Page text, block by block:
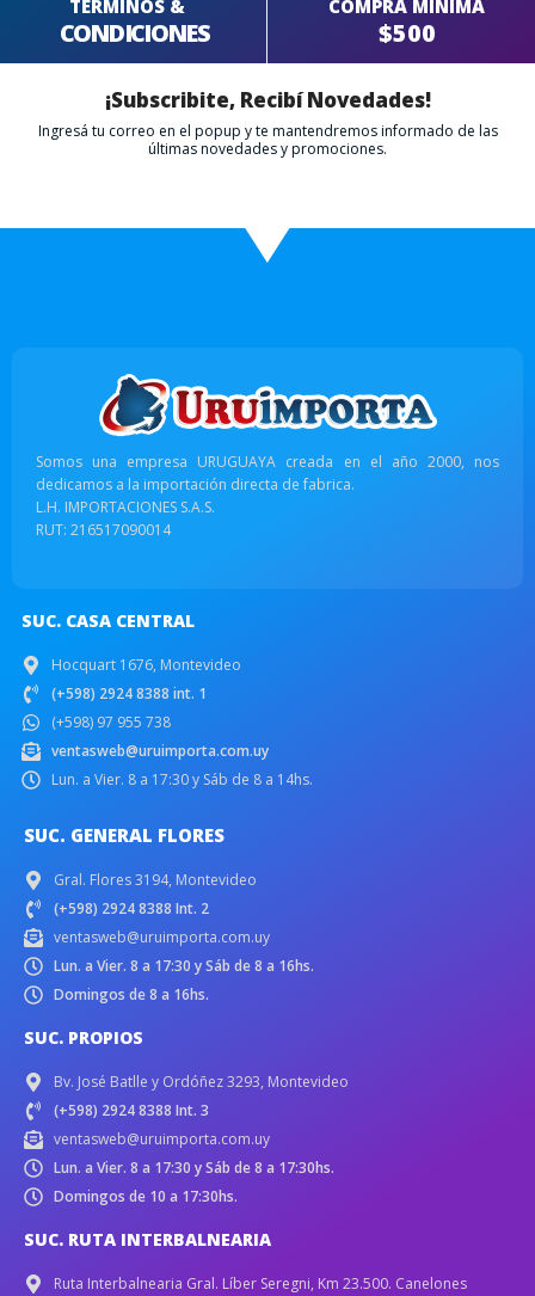
TERMINOS &
CONDICIONES
COMPRA MÍNIMA
$500
¡Subscribite, Recibí Novedades!
Ingresá tu correo en el popup y te mantendremos informado de las
últimas novedades y promociones.
Somos una empresa URUGUAYA creada en el año 2000, nos
dedicamos a la importación directa de fabrica.
L.H. IMPORTACIONES S.A.S.
RUT: 216517090014
SUC. CASA CENTRAL
Hocquart 1676, Montevideo
(+598) 2924 8388 int. 1
(+598) 97 955 738
ventasweb@uruimporta.com.uy
Lun. a Vier. 8 a 17:30 y Sáb de 8 a 14hs.
SUC. GENERAL FLORES
Gral. Flores 3194, Montevideo
(+598) 2924 8388 Int. 2
ventasweb@uruimporta.com.uy
Lun. a Vier. 8 a 17:30 y Sáb de 8 a 16hs.
Domingos de 8 a 16hs.
SUC. PROPIOS
Bv. José Batlle y Ordóñez 3293, Montevideo
(+598) 2924 8388 Int. 3
ventasweb@uruimporta.com.uy
Lun. a Vier. 8 a 17:30 y Sáb de 8 a 17:30hs.
Domingos de 10 a 17:30hs.
SUC. RUTA INTERBALNEARIA
Ruta Interbalnearia Gral. Líber Seregni, Km 23.500. Canelones